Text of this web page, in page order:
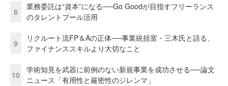
8
業務委託は“資本”になる──Go Goodが目指すフリーランス
のタレントプール活用
9
リクルート流FP＆Aの正体──事業統括室・三木氏と語る、
ファイナンススキルより大切なこと
10
学術知見を武器に前例のない新規事業を成功させる──論文
ニュース「有用性と厳密性のジレンマ」